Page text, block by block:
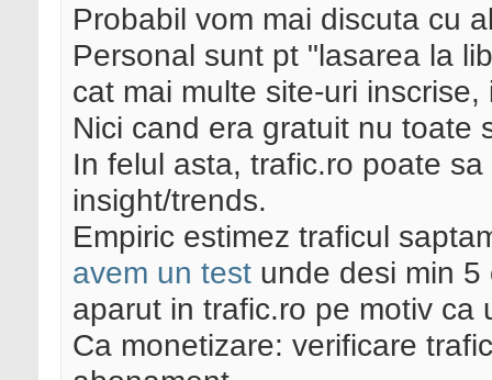
Probabil vom mai discuta cu
Personal sunt pt "lasarea la
cat mai multe site-uri
Nici cand era gratuit nu toate
In felul asta, trafic.ro poate
insight/trends.
Empiric estimez traficul
avem un test unde desi min
aparut in trafic.ro pe motiv ca
Ca monetizare: verificare